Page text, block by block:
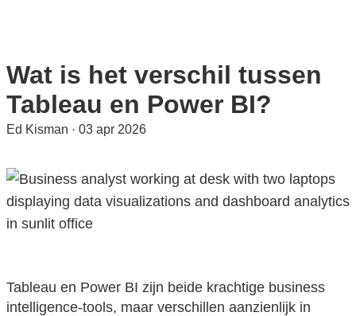
Wat is het verschil tussen
Tableau en Power BI?
Ed Kisman · 03 apr 2026
Tableau en Power BI zijn beide krachtige business
intelligence-tools, maar verschillen aanzienlijk in